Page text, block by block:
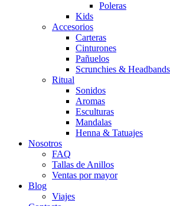
Poleras
Kids
Accesorios
Carteras
Cinturones
Pañuelos
Scrunchies & Headbands
Ritual
Sonidos
Aromas
Esculturas
Mandalas
Henna & Tatuajes
Nosotros
FAQ
Tallas de Anillos
Ventas por mayor
Blog
Viajes